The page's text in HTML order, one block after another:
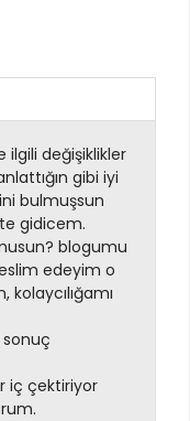
ilgili değişiklikler
gibi iyi
bulmuşsun
gidicem.
blogumu
edeyim o
iç çektiriyor